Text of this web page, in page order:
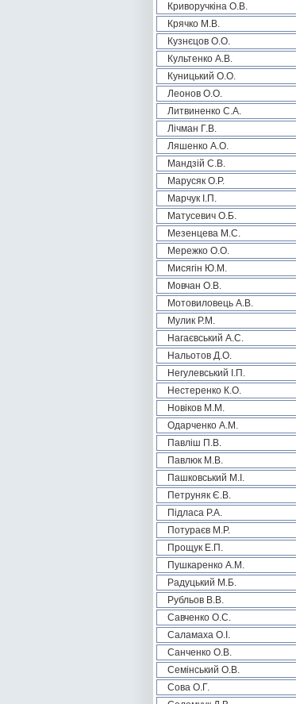
Криворучкіна О.В.
Крячко М.В.
Кузнєцов О.О.
Культенко А.В.
Куницький О.О.
Леонов О.О.
Литвиненко С.А.
Лічман Г.В.
Ляшенко А.О.
Мандзій С.В.
Марусяк О.Р.
Марчук І.П.
Матусевич О.Б.
Мезенцева М.С.
Мережко О.О.
Мисягін Ю.М.
Мовчан О.В.
Мотовиловець А.В.
Мулик Р.М.
Нагаєвський А.С.
Нальотов Д.О.
Негулевський І.П.
Нестеренко К.О.
Новіков М.М.
Одарченко А.М.
Павліш П.В.
Павлюк М.В.
Пашковський М.І.
Петруняк Є.В.
Підласа Р.А.
Потураєв М.Р.
Прощук Е.П.
Пушкаренко А.М.
Радуцький М.Б.
Рубльов В.В.
Савченко О.С.
Саламаха О.І.
Санченко О.В.
Семінський О.В.
Сова О.Г.